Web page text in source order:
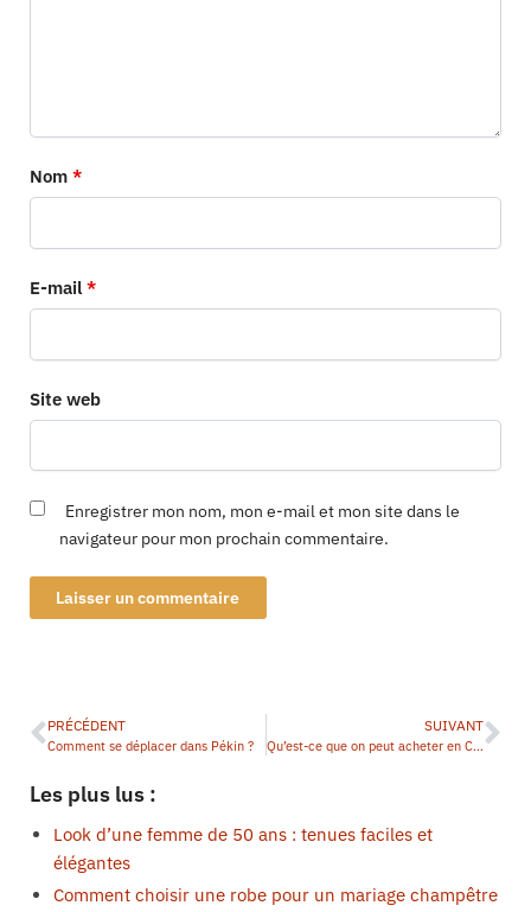
Nom *
E-mail *
Site web
Enregistrer mon nom, mon e-mail et mon site dans le
navigateur pour mon prochain commentaire.
PRÉCÉDENT
Comment se déplacer dans Pékin ?
SUIVANT
Qu’est-ce que on peut acheter en Chine ?
Les plus lus :
Look d’une femme de 50 ans : tenues faciles et
élégantes
Comment choisir une robe pour un mariage champêtre